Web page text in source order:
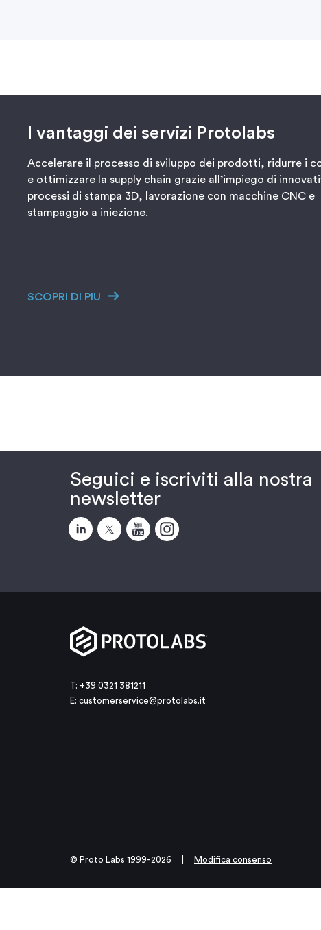
I vantaggi dei servizi Protolabs
Accelerare il processo di sviluppo dei prodotti, ridurre i
e ottimizzare la supply chain grazie all’impiego di
processi di stampa 3D, lavorazione con macchine CNC e
stampaggio a iniezione.
SCOPRI DI PIU
Seguici e iscriviti alla nostra
newsletter
T: +39 0321 381211
E: customerservice@protolabs.it
© Proto Labs 1999-2026 Modifica consenso